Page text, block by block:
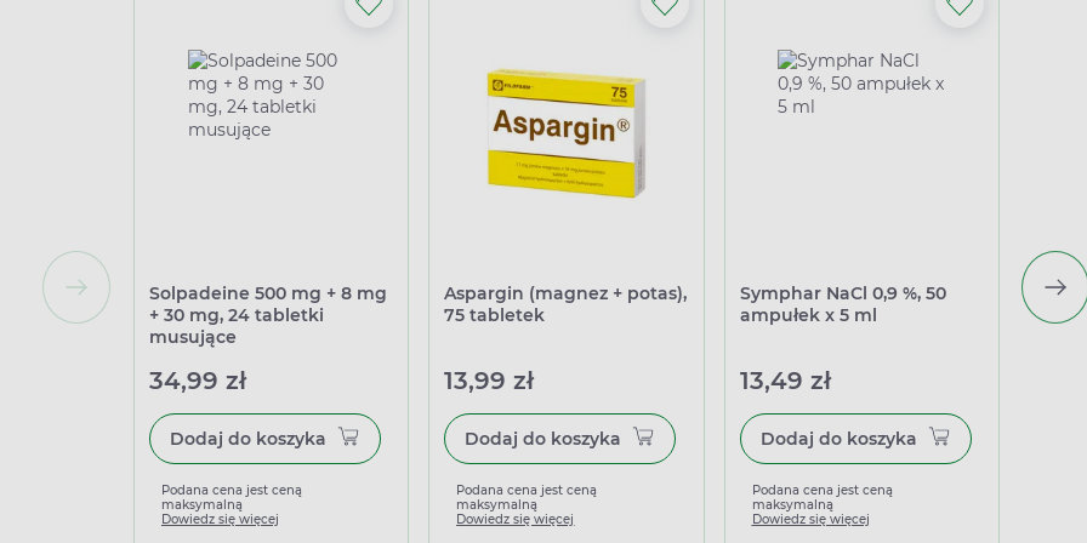
Solpadeine 500 mg + 8 mg
+ 30 mg, 24 tabletki
musujące
34,99 zł
Dodaj do koszyka
Podana cena jest ceną
maksymalną
Dowiedz się więcej
Aspargin (magnez + potas),
75 tabletek
13,99 zł
Dodaj do koszyka
Podana cena jest ceną
maksymalną
Dowiedz się więcej
Symphar NaCl 0,9 %, 50
ampułek x 5 ml
13,49 zł
Dodaj do koszyka
Podana cena jest ceną
maksymalną
Dowiedz się więcej